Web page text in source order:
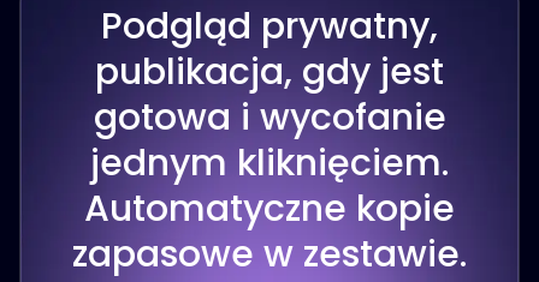
Podgląd prywatny,
publikacja, gdy jest
gotowa i wycofanie
jednym kliknięciem.
Automatyczne kopie
zapasowe w zestawie.